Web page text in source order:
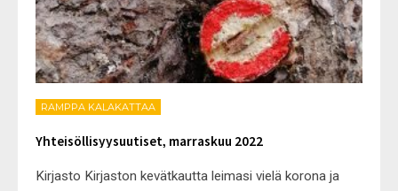
RAMPPA KALAKATTAA
Yhteisöllisyysuutiset, marraskuu 2022
Kirjasto Kirjaston kevätkautta leimasi vielä korona ja